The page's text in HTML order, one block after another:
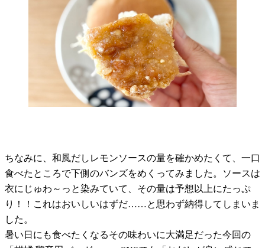
ちなみに、和風だしレモンソースの量を確かめたくて、一口
食べたところで下側のバンズをめくってみました。ソースは
衣にじゅわ～っと染みていて、その量は予想以上にたっぷ
り！！これはおいしいはずだ……と思わず納得してしまいま
した。
暑い日にも食べたくなるその味わいに大満足だった今回の